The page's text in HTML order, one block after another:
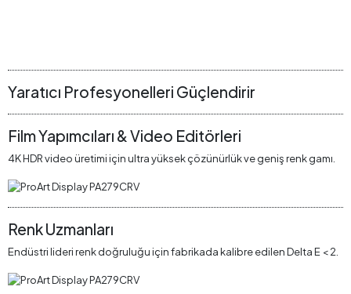
Yaratıcı Profesyonelleri Güçlendirir
Film Yapımcıları & Video Editörleri
4K HDR video üretimi için ultra yüksek çözünürlük ve geniş renk gamı.
Renk Uzmanları
Endüstri lideri renk doğruluğu için fabrikada kalibre edilen Delta E < 2.